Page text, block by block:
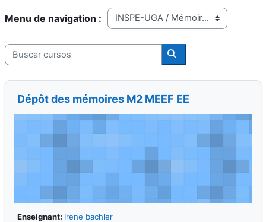
Categorías
Buscar cursos
Buscar cursos
Dépôt des mémoires M2 MEEF EE
Enseignant: Irene bachler